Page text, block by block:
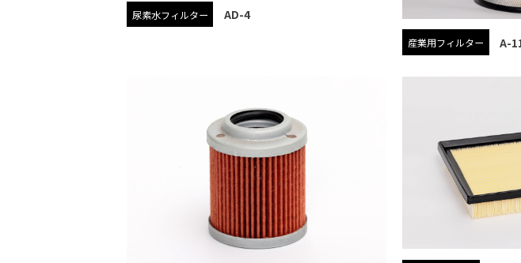
尿素水フィルター AD-4
産業用フィルター A-